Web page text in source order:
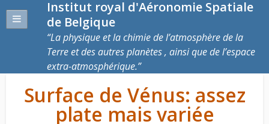
Institut royal d'Aéronomie Spatiale
de Belgique
La physique et la chimie de l’atmosphère de la
Terre et des autres planètes , ainsi que de l’espace
extra-atmosphérique.
Surface de Vénus: assez
plate mais variée